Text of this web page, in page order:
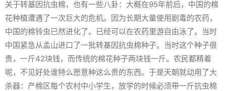
关于转基因抗虫棉，也有一些八卦：大概在95年前后，中国的棉
花种植遭遇了一次巨大的危机。因为长期大量使用剧毒的农药，
中国的棉铃虫已然进化了。已经可以在农药里游自由泳了。当时
中国紧急从孟山进口了一批转基因抗虫棉种子。当时这个种子很
贵，一斤42块钱，而传统的棉花种子两块钱一斤。农民都精着
呢，不见好处谁特么愿意种这么贵的东西。于是天朝就动用了大
杀器：产棉区每个农村中小学生，放学的时候必须带一斤抗虫棉